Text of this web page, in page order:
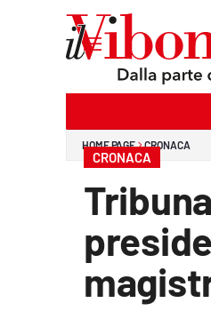
HOME PAGE CRONACA
CRONACA